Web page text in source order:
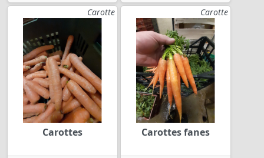
Carotte
Carottes
Carotte
Carottes fanes